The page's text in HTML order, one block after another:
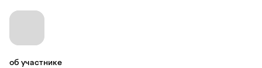
об участнике